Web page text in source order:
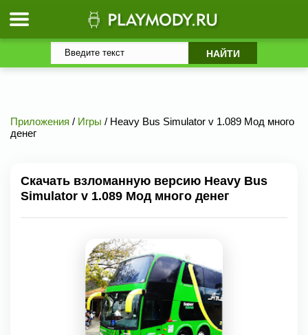
Приложения / Игры / Heavy Bus Simulator v 1.089 Мод много
денег
Скачать взломанную версию Heavy Bus
Simulator v 1.089 Мод много денег